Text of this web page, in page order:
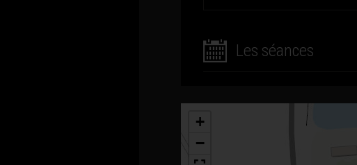
Les séances
+
−